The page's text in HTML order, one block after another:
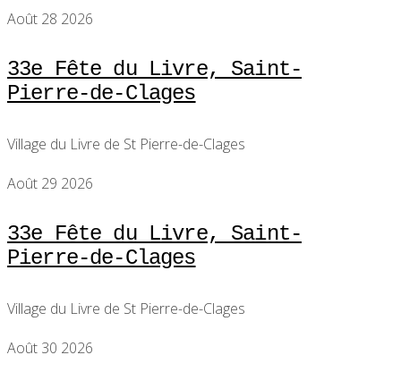
Août 28 2026
33e Fête du Livre, Saint-
Pierre-de-Clages
Village du Livre de St Pierre-de-Clages
Août 29 2026
33e Fête du Livre, Saint-
Pierre-de-Clages
Village du Livre de St Pierre-de-Clages
Août 30 2026